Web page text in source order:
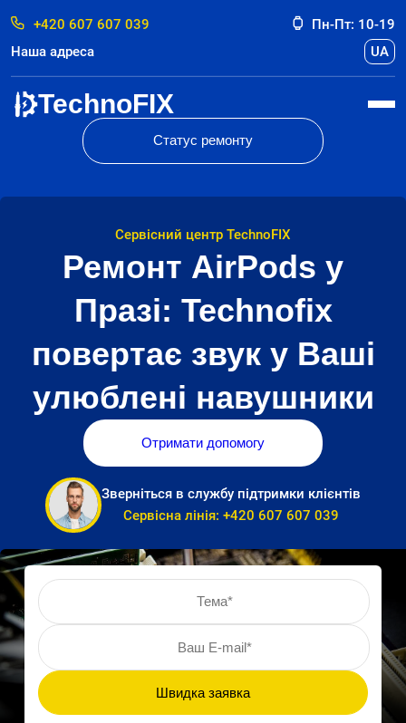
+420 607 607 039
Пн-Пт: 10-19
Наша адреса
UA
TechnoFIX
Статус ремонту
Сервісний центр TechnoFIX
Ремонт AirPods у
Празі: Technofix
повертає звук у Ваші
улюблені навушники
Отримати допомогу
Зверніться в службу підтримки клієнтів
Сервісна лінія: +420 607 607 039